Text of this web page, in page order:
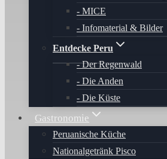
MICE
Infomaterial & Bilder
Entdecke Peru
Der Regenwald
Die Anden
Die Küste
Gastronomie
Peruanische Küche
Nationalgetränk Pisco